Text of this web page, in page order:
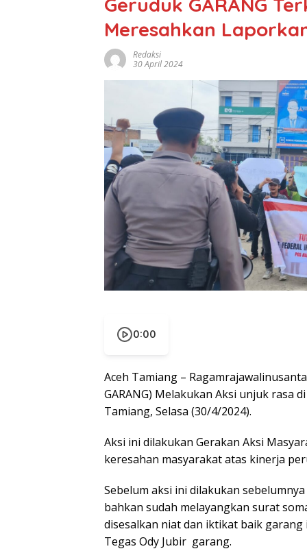
Meresahkan
Redaksi
30 April 2024
0:00
Aceh Tamiang –
GARANG) Melakukan Aksi unjuk rasa
Tamiang, Selasa (30/4/2024).
Aksi ini dilakukan Gerakan Aksi
keresahan masyarakat atas kinerja
Sebelum aksi ini dilakukan
bahkan sudah melayangkan surat
disesalkan niat dan iktikat baik
Tegas Ody Jubir garang.